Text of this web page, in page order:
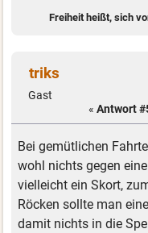
Freiheit heißt, sich
triks
Gast
« Antwort
Bei gemütlichen
wohl nichts gegen
vielleicht ein Skort,
Röcken sollte man
damit nichts in die